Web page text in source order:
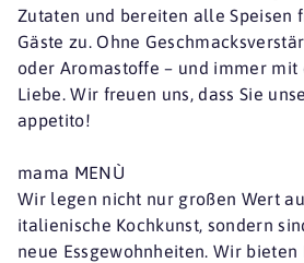
Zutaten und bereiten alle Speisen
Gäste zu. Ohne
oder Aromastoffe – und immer
Liebe. Wir freuen uns, dass Sie
appetito!
mama MENÙ
Wir legen nicht nur großen Wert
italienische Kochkunst, sondern
neue Essgewohnheiten. Wir